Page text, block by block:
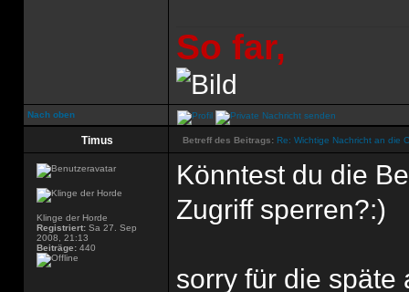
So far,
Nach oben
Timus Betreff des Beitrags: Re: Wichtige Nachricht an die
Klinge der Horde
Registriert: Sa 27. Sep
2008, 21:13
Beiträge: 440
Könntest du die
Zugriff sperren?:)
sorry für die späte